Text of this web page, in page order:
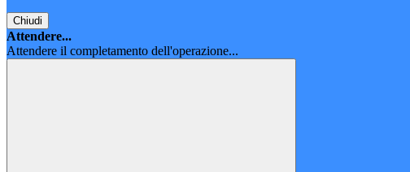
Chiudi
Attendere...
Attendere il completamento dell'operazione...